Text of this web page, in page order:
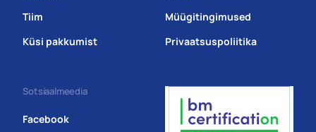
Tiim
Küsi pakkumist
Müügitingimused
Privaatsuspoliitika
Sotsiaalmeedia
Facebook